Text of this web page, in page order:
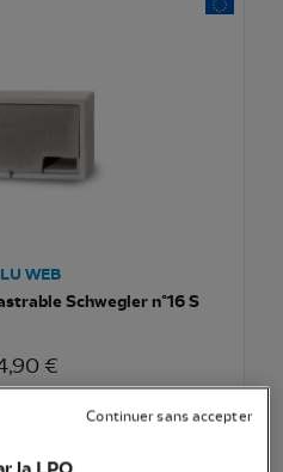
WEB
Schwegler n°16 S
€
Continuer sans accepter